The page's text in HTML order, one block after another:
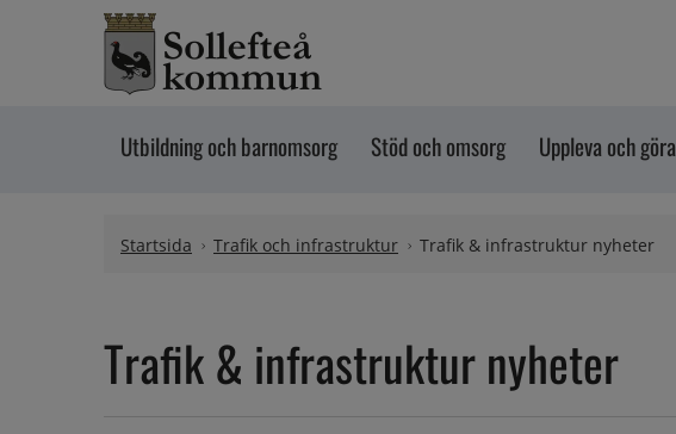
Hoppa till innehåll
Utbildning och barnomsorg Stöd och omsorg Uppleva och göra
Startsida Trafik och infrastruktur Trafik & infrastruktur nyheter
Trafik & infrastruktur nyheter